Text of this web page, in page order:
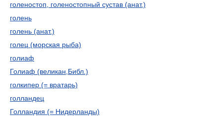
голеностоп, голеностопный сустав (анат.)
голень
голень (анат.)
голец (морская рыба)
голиаф
Голиаф (великан,Библ.)
голкипер (= вратарь)
голландец
Голландия (= Нидерланды)